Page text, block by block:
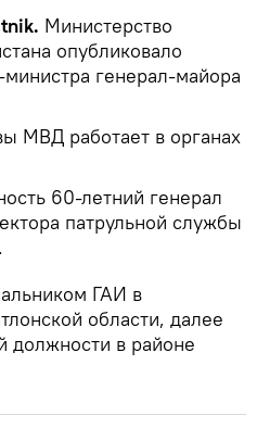
Министерство
опубликовало
генерал-майора
МВД работает в органах
60-летний генерал
патрульной службы
ГАИ в
области, далее
должности в районе